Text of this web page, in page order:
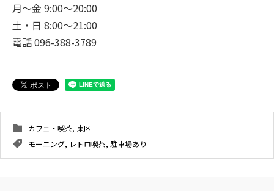
月～金 9:00～20:00
土・日 8:00～21:00
電話 096-388-3789
カフェ・喫茶, 東区
モーニング, レトロ喫茶, 駐車場あり